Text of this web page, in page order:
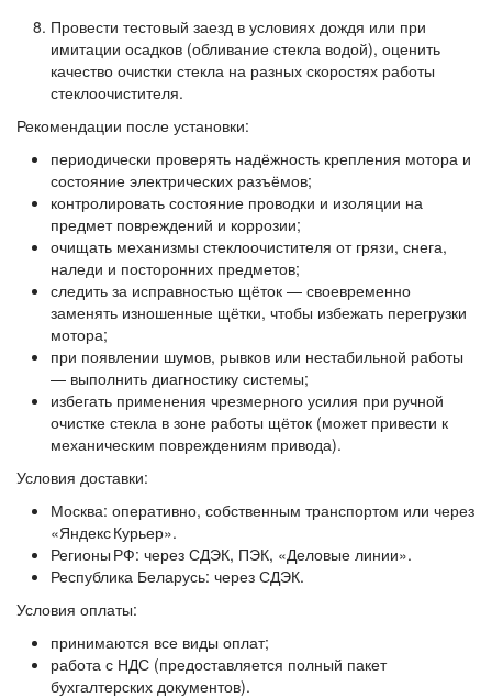
Провести тестовый заезд в условиях дождя или при
имитации осадков (обливание стекла водой), оценить
качество очистки стекла на разных скоростях работы
стеклоочистителя.
Рекомендации после установки:
периодически проверять надёжность крепления мотора и
состояние электрических разъёмов;
контролировать состояние проводки и изоляции на
предмет повреждений и коррозии;
очищать механизмы стеклоочистителя от грязи, снега,
наледи и посторонних предметов;
следить за исправностью щёток — своевременно
заменять изношенные щётки, чтобы избежать перегрузки
мотора;
при появлении шумов, рывков или нестабильной работы
— выполнить диагностику системы;
избегать применения чрезмерного усилия при ручной
очистке стекла в зоне работы щёток (может привести к
механическим повреждениям привода).
Условия доставки:
Москва: оперативно, собственным транспортом или через
«Яндекс Курьер».
Регионы РФ: через СДЭК, ПЭК, «Деловые линии».
Республика Беларусь: через СДЭК.
Условия оплаты:
принимаются все виды оплат;
работа с НДС (предоставляется полный пакет
бухгалтерских документов).